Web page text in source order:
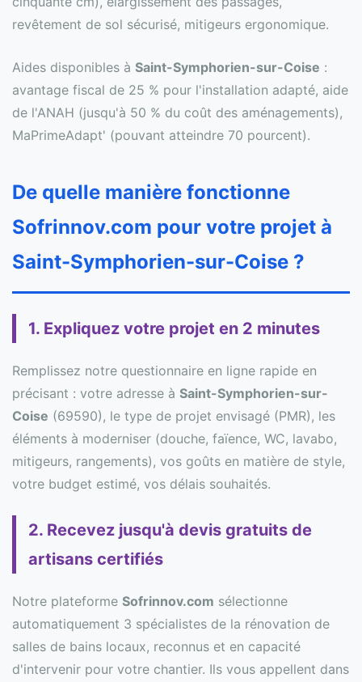
revêtement de sol sécurisé, mitigeurs ergonomique.
Aides disponibles à Saint-Symphorien-sur-Coise :
avantage fiscal de 25 % pour l'installation adapté, aide
de l'ANAH (jusqu'à 50 % du coût des aménagements),
MaPrimeAdapt' (pouvant atteindre 70 pourcent).
De quelle manière fonctionne
Sofrinnov.com pour votre projet à
Saint-Symphorien-sur-Coise ?
1. Expliquez votre projet en 2 minutes
Remplissez notre questionnaire en ligne rapide en
précisant : votre adresse à Saint-Symphorien-sur-
Coise (69590), le type de projet envisagé (PMR), les
éléments à moderniser (douche, faïence, WC, lavabo,
mitigeurs, rangements), vos goûts en matière de style,
votre budget estimé, vos délais souhaités.
2. Recevez jusqu'à devis gratuits de
artisans certifiés
Notre plateforme Sofrinnov.com sélectionne
automatiquement 3 spécialistes de la rénovation de
salles de bains locaux, reconnus et en capacité
d'intervenir pour votre chantier. Ils vous appellent dans